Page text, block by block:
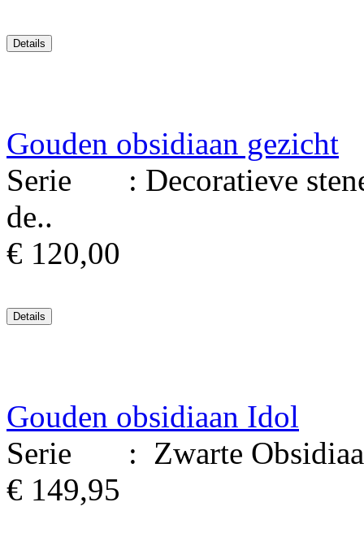
Gouden obsidiaan gezicht
Serie : Decoratieve
de..
€ 120,00
Gouden obsidiaan Idol
Serie : Zwarte
€ 149,95